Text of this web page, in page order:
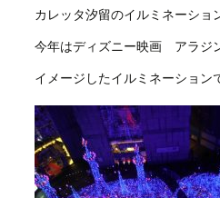
カレッタ汐留のイルミネーショ
今年はディズニー映画 アラジ
イメージしたイルミネーション